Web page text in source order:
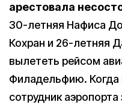
арестовала
30-летняя Нафиса
Кохран и 26-летняя
вылететь рейсом
Филадельфию. Когда
сотрудник